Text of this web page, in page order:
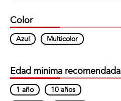
Color
Azul Multicolor
Edad minima recomendada
1 año
10 años